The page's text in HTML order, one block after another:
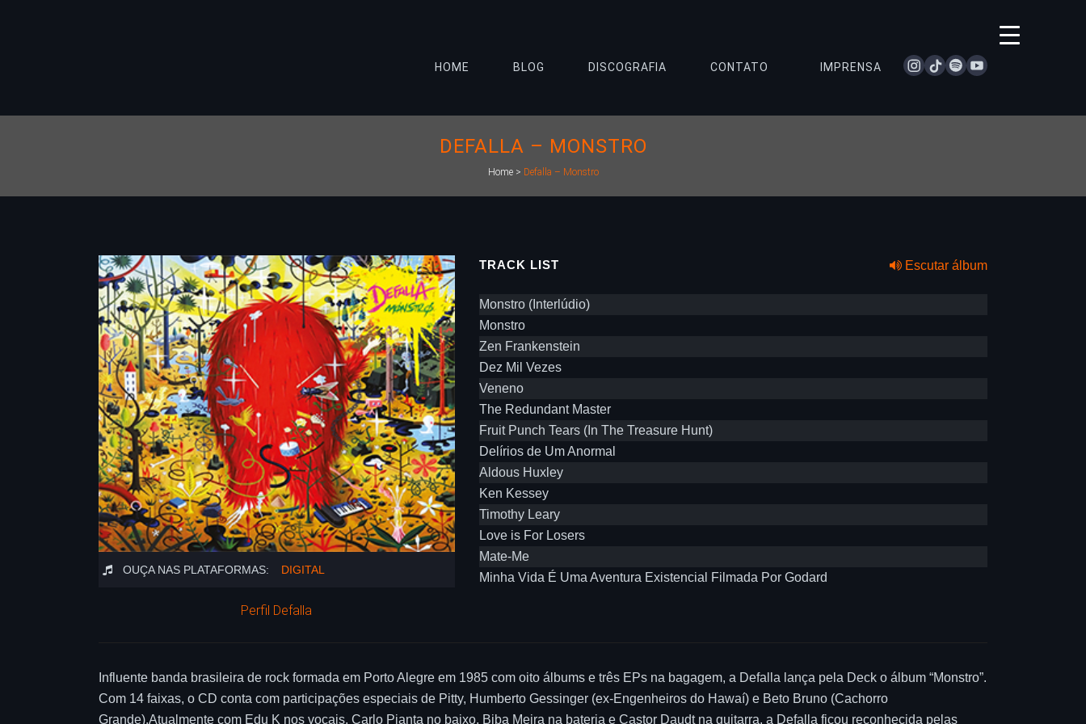
instagram
tiktokspotifyyoutube
HOME BLOG DISCOGRAFIA CONTATO IMPRENSA
DEFALLA – MONSTRO
Home> Defalla – Monstro
OUÇA NAS PLATAFORMAS: DIGITAL
Perfil Defalla
TRACK LIST Escutar álbum
Monstro (Interlúdio)
Monstro
Zen Frankenstein
Dez Mil Vezes
Veneno
The Redundant Master
Fruit Punch Tears (In The Treasure Hunt)
Delírios de Um Anormal
Aldous Huxley
Ken Kessey
Timothy Leary
Love is For Losers
Mate-Me
Minha Vida É Uma Aventura Existencial Filmada Por Godard
Influente banda brasileira de rock formada em Porto Alegre em 1985 com oito álbums e três EPs na bagagem, a Defalla lança pela Deck o álbum “Monstro”.
Com 14 faixas, o CD conta com participações especiais de Pitty, Humberto Gessinger (ex-Engenheiros do Hawaí) e Beto Bruno (Cachorro
Grande).Atualmente com Edu K nos vocais, Carlo Pianta no baixo, Biba Meira na bateria e Castor Daudt na guitarra, a Defalla ficou reconhecida pelas